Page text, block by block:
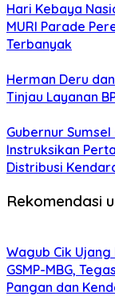
Hari Kebaya
MURI Parade
Terbanyak
Herman Deru
Tinjau Layanan
Gubernur
Instruksikan
Distribusi
Rekomendasi
Wagub Cik
GSMP-MBG,
Pangan dan